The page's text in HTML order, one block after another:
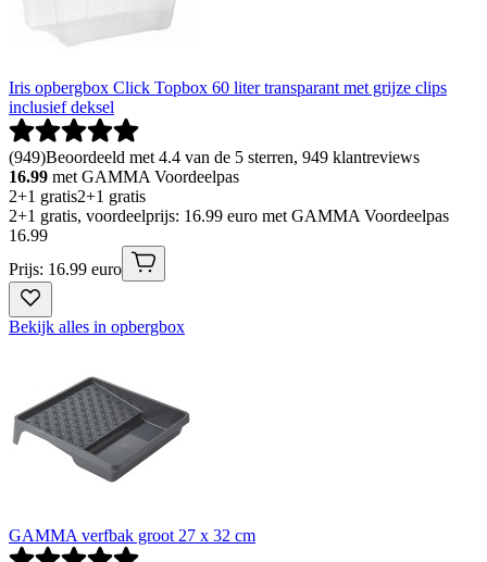
Iris opbergbox Click Topbox 60 liter transparant met grijze clips
inclusief deksel
(949)Beoordeeld met 4.4 van de 5 sterren, 949 klantreviews
16.99 met GAMMA Voordeelpas
2+1 gratis2+1 gratis
2+1 gratis, voordeelprijs: 16.99 euro met GAMMA Voordeelpas
16.99
Prijs: 16.99 euro
Bekijk alles in opbergbox
GAMMA verfbak groot 27 x 32 cm